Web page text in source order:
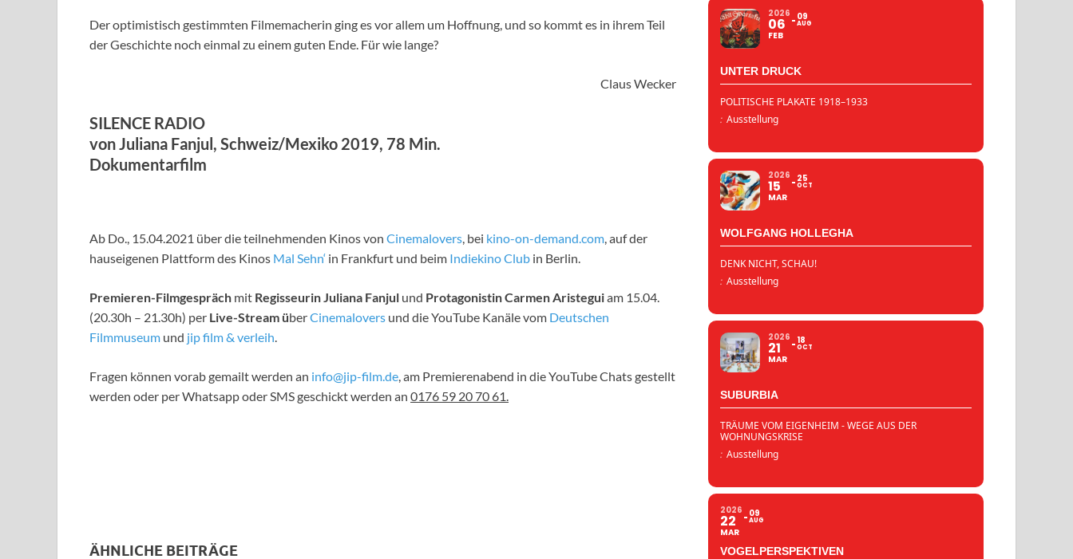
Der optimistisch gestimmten Filmemacherin ging es vor allem um Hoffnung, und so kommt es in ihrem Teil
der Geschichte noch einmal zu einem guten Ende. Für wie lange?
Claus Wecker
SILENCE RADIO
von Juliana Fanjul, Schweiz/Mexiko 2019, 78 Min.
Dokumentarfilm
Ab Do., 15.04.2021 über die teilnehmenden Kinos von Cinemalovers, bei kino-on-demand.com, auf der
hauseigenen Plattform des Kinos Mal Sehn‘ in Frankfurt und beim Indiekino Club in Berlin.
Premieren-Filmgespräch mit Regisseurin Juliana Fanjul und Protagonistin Carmen Aristeguiam 15.04.
(20.30h – 21.30h) per Live-Stream überCinemalovers und die YouTube Kanäle vom Deutschen
Filmmuseum und jip film & verleih.
Fragen können vorab gemailt werden an info@jip-film.de, am Premierenabend in die YouTube Chats gestellt
werden oder per Whatsapp oder SMS geschickt werden an 0176 59 20 70 61.
ÄHNLICHE BEITRÄGE
2026
06
FEB
09
AUG
UNTER DRUCK
POLITISCHE PLAKATE 1918–1933
: Ausstellung
2026
15
MAR
25
OCT
WOLFGANG HOLLEGHA
DENK NICHT, SCHAU!
: Ausstellung
2026
21
MAR
18
OCT
SUBURBIA
TRÄUME VOM EIGENHEIM - WEGE AUS DER
WOHNUNGSKRISE
: Ausstellung
2026
22
MAR
09
AUG
VOGELPERSPEKTIVEN